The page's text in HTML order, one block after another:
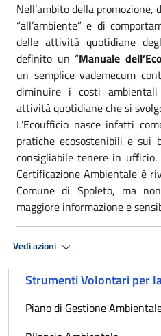
Nell’ambito della promozione,
“all’ambiente” e di
delle attività quotidiane
definito un “Manuale
un semplice vademecum
diminuire i costi
attività quotidiane che si
L’Ecoufficio nasce infatti
pratiche ecosostenibili e sui
consigliabile tenere in ufficio.
Certificazione Ambientale è
Comune di Spoleto, ma
maggiore informazione e
Vedi azioni
Strumenti Volontari per
Piano di Gestione